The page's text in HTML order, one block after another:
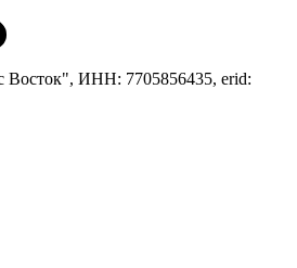
ИНН: 7705856435, erid: